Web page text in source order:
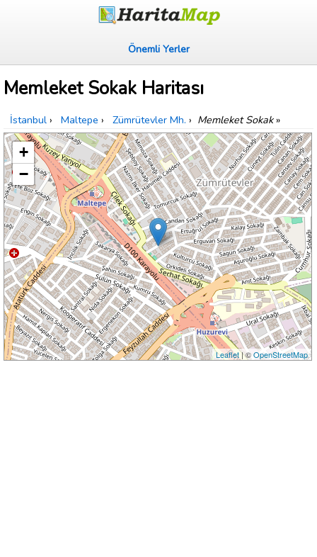
Önemli Yerler
Memleket Sokak Haritası
İstanbul › Maltepe › Zümrütevler Mh. › Memleket Sokak»
+
−
Leaflet| ©OpenStreetMap